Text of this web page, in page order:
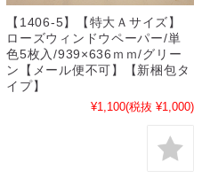
【1406-5】【特大Ａサイズ】
ローズウィンドウペーパー/単
色5枚入/939×636ｍｍ/グリー
ン【メール便不可】【新梱包タ
イプ】
¥1,100(税抜 ¥1,000)